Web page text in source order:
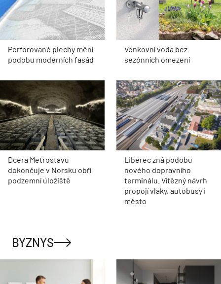
Perforované plechy mění
podobu moderních fasád
Venkovní voda bez
sezónních omezení
Dcera Metrostavu
dokončuje v Norsku obří
podzemní úložiště
Liberec zná podobu
nového dopravního
terminálu. Vítězný návrh
propojí vlaky, autobusy i
město
BYZNYS